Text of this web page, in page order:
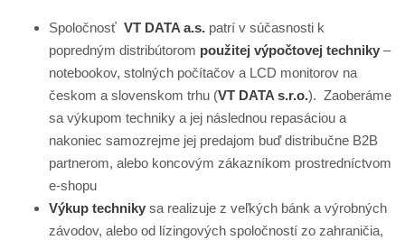
SpoločnosťVT DATA a.s. patrí v súčasnosti k
popredným distribútorom použitej výpočtovej techniky –
notebookov, stolných počítačov a LCD monitorov na
českom a slovenskom trhu (VT DATA s.r.o.). Zaoberáme
sa výkupom techniky a jej následnou repasáciou a
nakoniec samozrejme jej predajom buď distribučne B2B
partnerom, alebo koncovým zákazníkom prostredníctvom
e-shopu
Výkup techniky sa realizuje z veľkých bánk a výrobných
závodov, alebo od lízingových spoločností zo zahraničia,